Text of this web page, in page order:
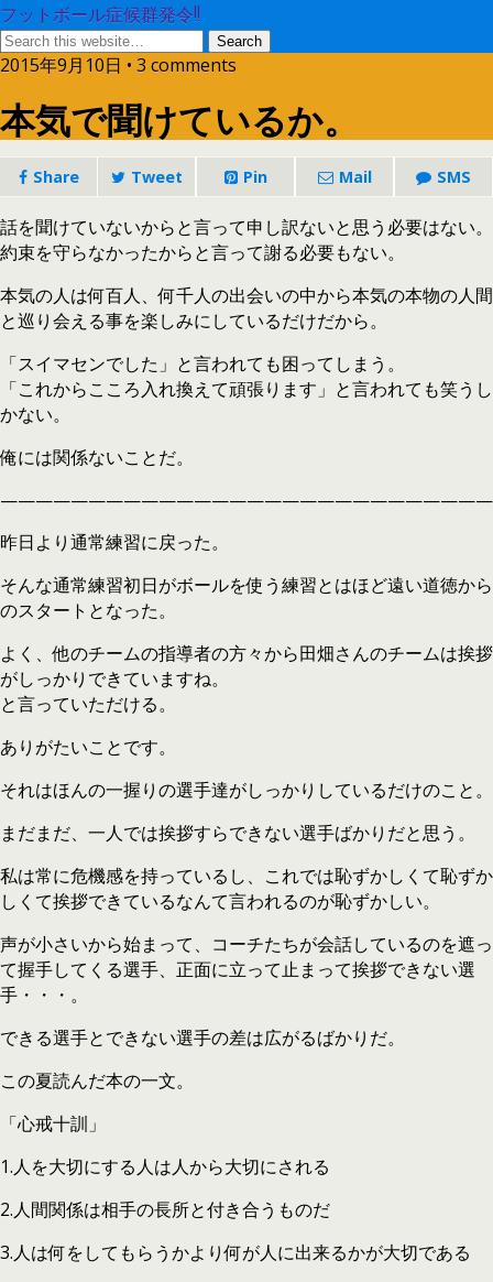
フットボール症候群発令!!
2015年9月10日 • 3 comments
本気で聞けているか。
Share Tweet Pin Mail SMS
話を聞けていないからと言って申し訳ないと思う必要はない。
約束を守らなかったからと言って謝る必要もない。
本気の人は何百人、何千人の出会いの中から本気の本物の人間
と巡り会える事を楽しみにしているだけだから。
「スイマセンでした」と言われても困ってしまう。
「これからこころ入れ換えて頑張ります」と言われても笑うし
かない。
俺には関係ないことだ。
昨日より通常練習に戻った。
そんな通常練習初日がボールを使う練習とはほど遠い道徳から
のスタートとなった。
よく、他のチームの指導者の方々から田畑さんのチームは挨拶
がしっかりできていますね。
と言っていただける。
ありがたいことです。
それはほんの一握りの選手達がしっかりしているだけのこと。
まだまだ、一人では挨拶すらできない選手ばかりだと思う。
私は常に危機感を持っているし、これでは恥ずかしくて恥ずか
しくて挨拶できているなんて言われるのが恥ずかしい。
声が小さいから始まって、コーチたちが会話しているのを遮っ
て握手してくる選手、正面に立って止まって挨拶できない選
手・・・。
できる選手とできない選手の差は広がるばかりだ。
この夏読んだ本の一文。
「心戒十訓」
1.人を大切にする人は人から大切にされる
2.人間関係は相手の長所と付き合うものだ
3.人は何をしてもらうかより何が人に出来るかが大切である